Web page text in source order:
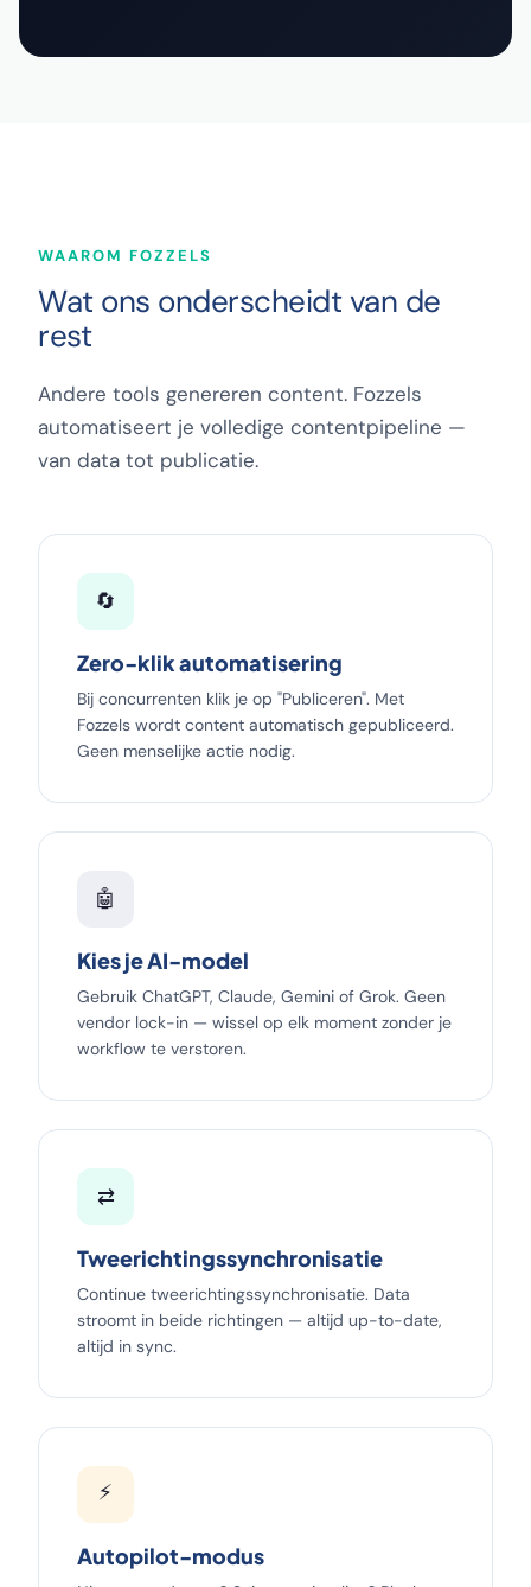
WAAROM FOZZELS
Wat ons onderscheidt van de
rest
Andere tools genereren content. Fozzels
automatiseert je volledige contentpipeline —
van data tot publicatie.
🔄
Zero-klik automatisering
Bij concurrenten klik je op "Publiceren". Met
Fozzels wordt content automatisch gepubliceerd.
Geen menselijke actie nodig.
🤖
Kies je AI-model
Gebruik ChatGPT, Claude, Gemini of Grok. Geen
vendor lock-in — wissel op elk moment zonder je
workflow te verstoren.
⇄
Tweerichtingssynchronisatie
Continue tweerichtingssynchronisatie. Data
stroomt in beide richtingen — altijd up-to-date,
altijd in sync.
⚡
Autopilot-modus